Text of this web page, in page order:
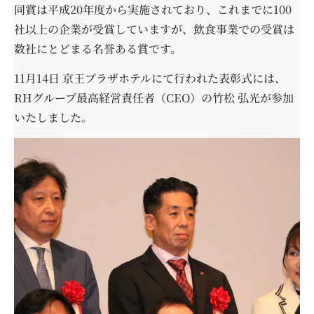
同賞は平成20年度から実施されており、これまでに100
社以上の企業が受賞していますが、飲食事業での受賞は
数社にとどまる名誉ある賞です。
11月14日 京王プラザホテルにて行われた表彰式には、
RHグループ最高経営責任者（CEO）の竹松 弘光が参加
いたしました。